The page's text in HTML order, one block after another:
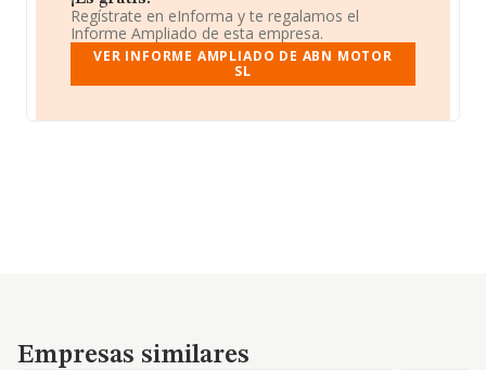
Regístrate en eInforma y te regalamos el
Informe Ampliado de esta empresa.
VER INFORME AMPLIADO DE ABN MOTOR
SL
Empresas similares
Empresas similares